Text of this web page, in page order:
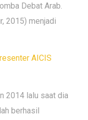
Debat Arab.
2015) menjadi
AICIS
2014 lalu saat dia
berhasil